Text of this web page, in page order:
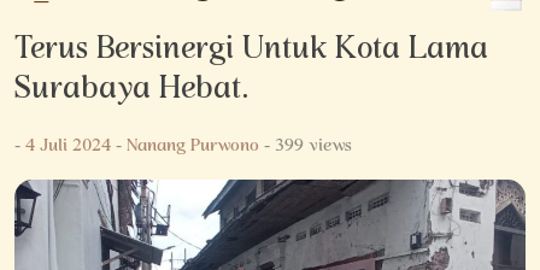
Terus Bersinergi Untuk Kota Lama
Surabaya Hebat.
-4 Juli 2024-Nanang Purwono- 399 views